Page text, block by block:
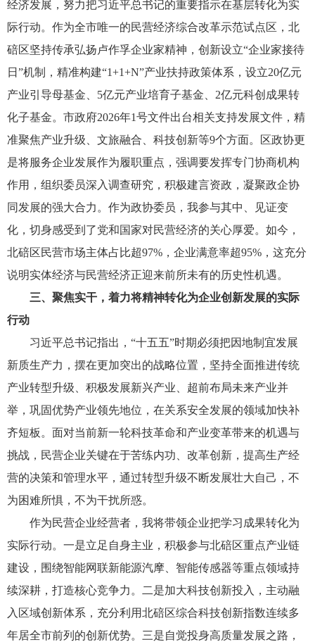
经济发展，努力把习近平总书记的重要指示在基层转化为实
际行动。作为全市唯一的民营经济综合改革示范试点区，北
碚区坚持传承弘扬卢作孚企业家精神，创新设立“企业家接待
日”机制，精准构建“1+1+N”产业扶持政策体系，设立20亿元
产业引导母基金、5亿元产业培育子基金、2亿元科创成果转
化子基金。市政府2026年1号文件出台相关支持发展文件，精
准聚焦产业升级、文旅融合、科技创新等9个方面。区政协更
是将服务企业发展作为履职重点，强调要发挥专门协商机构
作用，组织委员深入调查研究，积极建言资政，凝聚政企协
同发展的强大合力。作为政协委员，我参与其中、见证变
化，切身感受到了党和国家对民营经济的关心厚爱。如今，
北碚区民营市场主体占比超97%，企业满意率超95%，这充分
说明实体经济与民营经济正迎来前所未有的历史性机遇。
三、聚焦实干，着力将精神转化为企业创新发展的实际
行动
习近平总书记指出，“十五五”时期必须把因地制宜发展
新质生产力，摆在更加突出的战略位置，坚持全面推进传统
产业转型升级、积极发展新兴产业、超前布局未来产业并
举，巩固优势产业领先地位，在关系安全发展的领域加快补
齐短板。面对当前新一轮科技革命和产业变革带来的机遇与
挑战，民营企业关键在于苦练内功、改革创新，提高生产经
营的决策和管理水平，通过转型升级不断发展壮大自己，不
为困难所惧，不为干扰所惑。
作为民营企业经营者，我将带领企业把学习成果转化为
实际行动。一是立足自身主业，积极参与北碚区重点产业链
建设，围绕智能网联新能源汽摩、智能传感器等重点领域持
续深耕，打造核心竞争力。二是加大科技创新投入，主动融
入区域创新体系，充分利用北碚区综合科技创新指数连续多
年居全市前列的创新优势。三是自觉投身高质量发展之路，